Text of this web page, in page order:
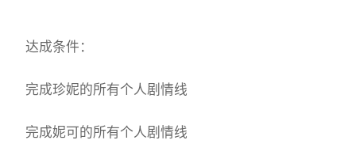
达成条件：
完成珍妮的所有个人剧情线
完成妮可的所有个人剧情线